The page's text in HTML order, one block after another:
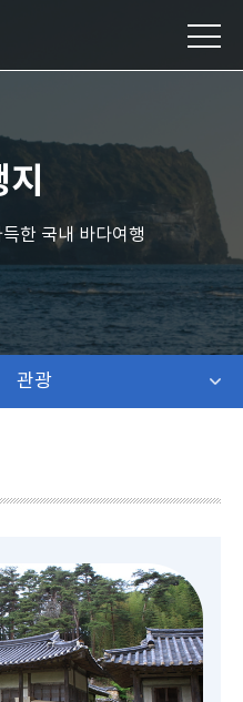
한 국내 바다여행
관광